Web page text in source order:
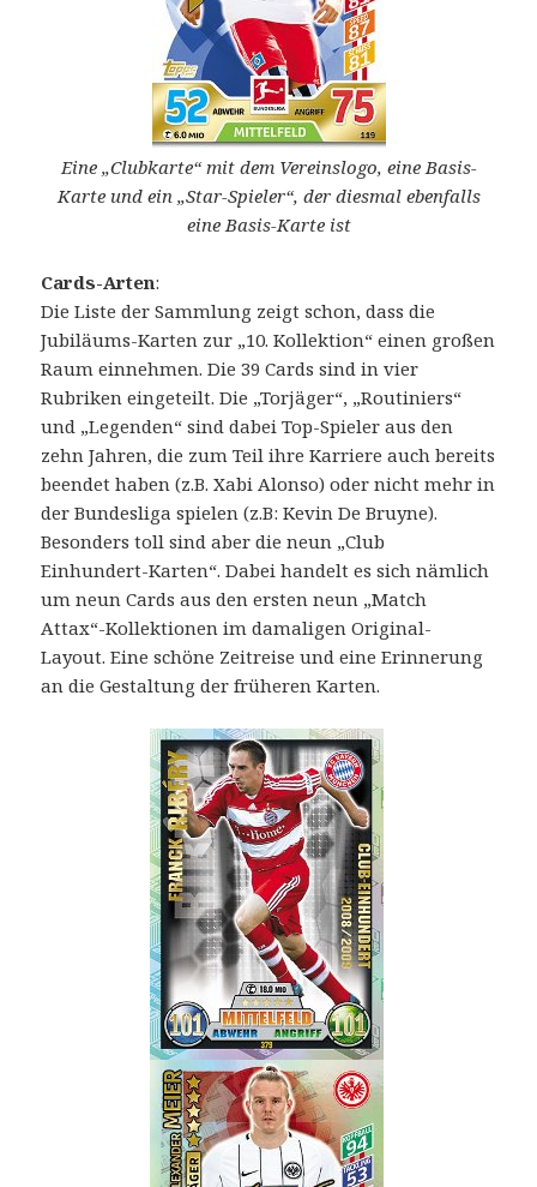
Eine „Clubkarte“ mit dem Vereinslogo, eine Basis-
Karte und ein „Star-Spieler“, der diesmal ebenfalls
eine Basis-Karte ist
Cards-Arten:
Die Liste der Sammlung zeigt schon, dass die
Jubiläums-Karten zur „10. Kollektion“ einen großen
Raum einnehmen. Die 39 Cards sind in vier
Rubriken eingeteilt. Die „Torjäger“, „Routiniers“
und „Legenden“ sind dabei Top-Spieler aus den
zehn Jahren, die zum Teil ihre Karriere auch bereits
beendet haben (z.B. Xabi Alonso) oder nicht mehr in
der Bundesliga spielen (z.B: Kevin De Bruyne).
Besonders toll sind aber die neun „Club
Einhundert-Karten“. Dabei handelt es sich nämlich
um neun Cards aus den ersten neun „Match
Attax“-Kollektionen im damaligen Original-
Layout. Eine schöne Zeitreise und eine Erinnerung
an die Gestaltung der früheren Karten.